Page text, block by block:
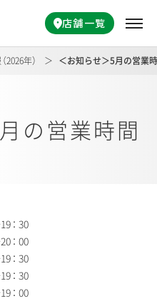
店舗一覧
2026年） ＜お知らせ＞5月の営業
の営業時間
：30
：00
：30
：30
：00